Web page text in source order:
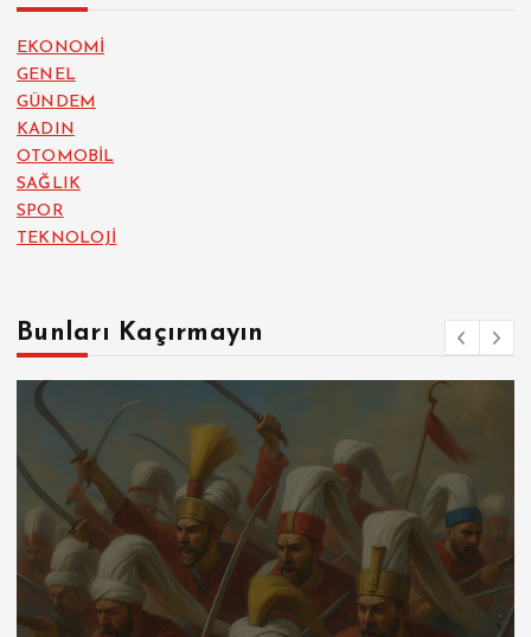
EKONOMİ
GENEL
GÜNDEM
KADIN
OTOMOBİL
SAĞLIK
SPOR
TEKNOLOJİ
Bunları Kaçırmayın